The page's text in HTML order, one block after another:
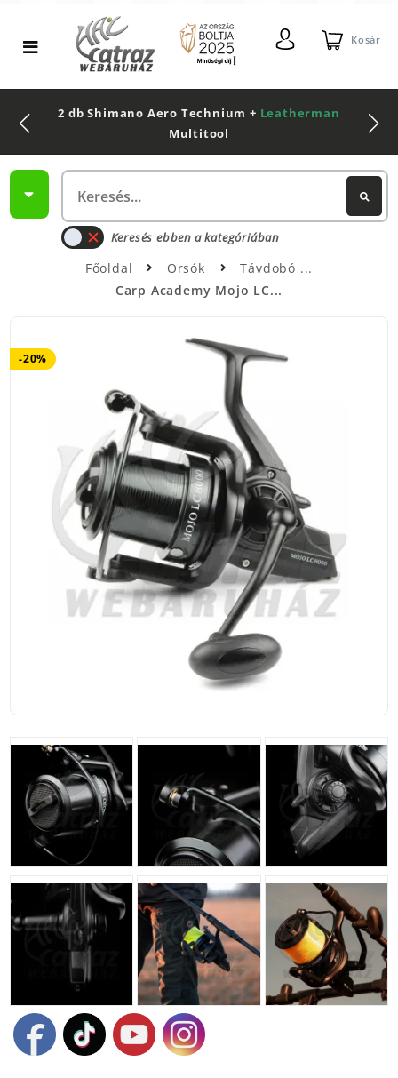
Kosár
2 db Shimano Aero Technium + Leatherman
Multitool
Keresés ebben a kategóriában
Főoldal Orsók
Távdobó
Carp Academy Mojo LC...
-20%